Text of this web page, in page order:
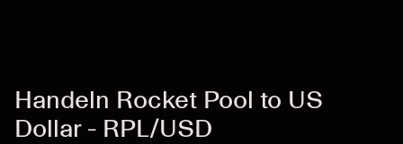
Handeln Rocket Pool to US
Dollar - RPL/USD